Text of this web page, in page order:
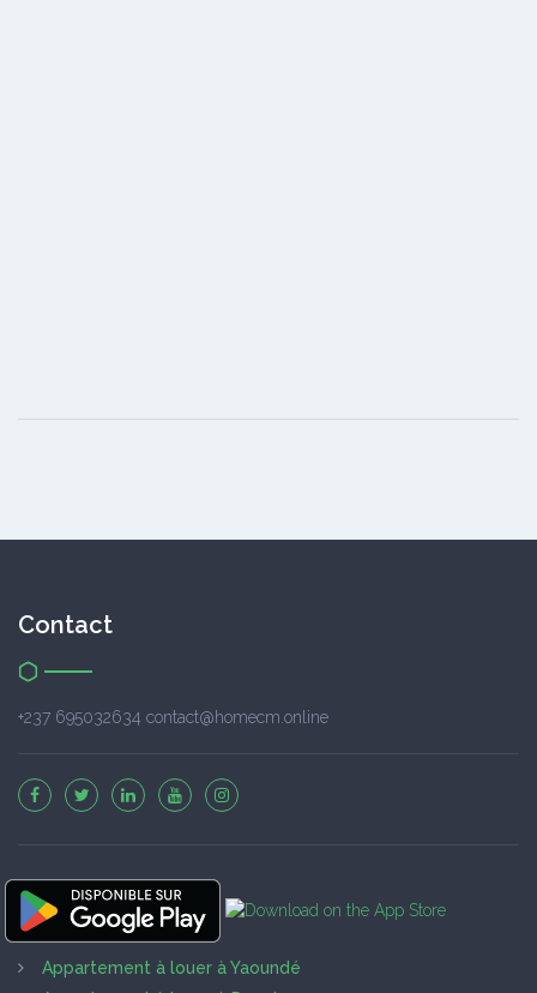
Contact
+237 695032634 contact@homecm.online
Appartement à louer à Yaoundé